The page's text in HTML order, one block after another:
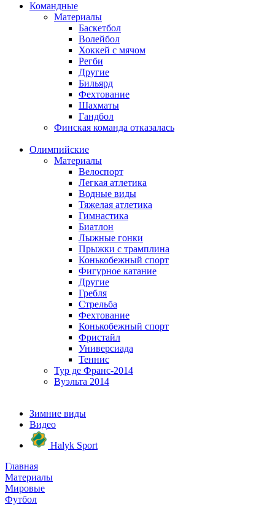
Командные
Материалы
Баскетбол
Волейбол
Хоккей с мячом
Регби
Другие
Бильярд
Фехтование
Шахматы
Гандбол
Финская команда отказалась
Олимпийские
Материалы
Велоспорт
Легкая атлетика
Водные виды
Тяжелая атлетика
Гимнастика
Биатлон
Лыжные гонки
Прыжки с трамплина
Конькобежный спорт
Фигурное катание
Другие
Гребля
Стрельба
Фехтование
Конькобежный спорт
Фристайл
Универсиада
Теннис
Тур де Франс-2014
Вуэльта 2014
Зимние виды
Видео
Halyk Sport
Главная
Материалы
Мировые
Футбол